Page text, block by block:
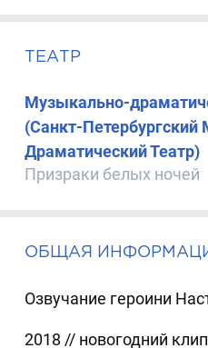
ТЕАТР
Музыкально-
(Санкт-
Драматический Театр)
Призраки белых ночей
ОБЩАЯ
Озвучание героини
2018 // новогодний клип